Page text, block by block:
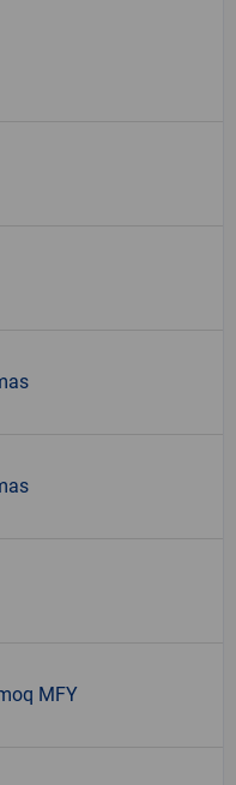
MFY